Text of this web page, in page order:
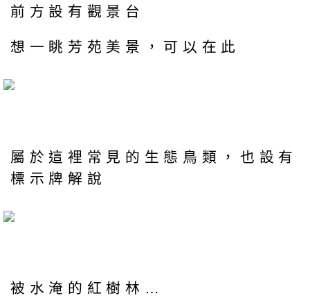
前方設有觀景台
想一眺芳苑美景，可以在此
屬於這裡常見的生態鳥類，也設有
標示牌解說
被水淹的紅樹林…